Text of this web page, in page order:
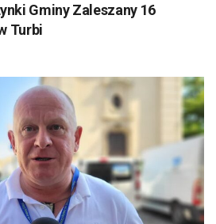
Gminy Zaleszany 16
Turbi